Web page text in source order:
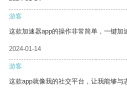
游客
这款加速器app的操作非常简单，一键加
2024-01-14
游客
这款app就像我的社交平台，让我能够与